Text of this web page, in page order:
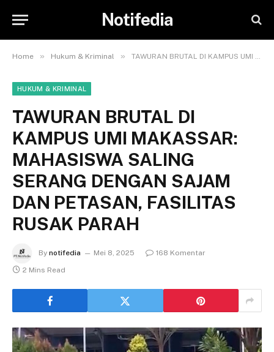
Notifedia
Home » Hukum & Kriminal » TAWURAN BRUTAL DI KAMPUS UMI MAKASSAR: MAHASISWA SALING SERANG DENGAN SAJAM DAN PETASAN, FASILITAS RUSAK PARAH
HUKUM & KRIMINAL
TAWURAN BRUTAL DI
KAMPUS UMI MAKASSAR:
MAHASISWA SALING
SERANG DENGAN SAJAM
DAN PETASAN, FASILITAS
RUSAK PARAH
By notifedia Mei 8, 2025
168 Komentar
2 Mins Read